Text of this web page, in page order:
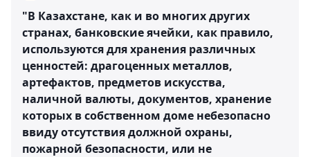
"В Казахстане, как и во многих других
странах, банковские ячейки, как правило,
используются для хранения различных
ценностей: драгоценных металлов,
артефактов, предметов искусства,
наличной валюты, документов, хранение
которых в собственном доме небезопасно
ввиду отсутствия должной охраны,
пожарной безопасности, или не